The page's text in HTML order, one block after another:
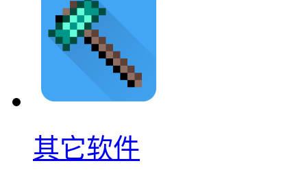
其它软件